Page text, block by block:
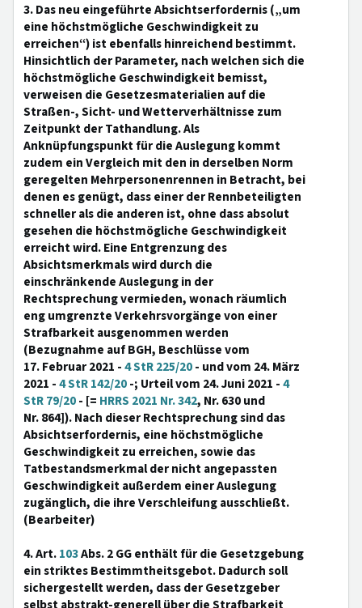
3. Das neu eingeführte Absichtserfordernis („um
eine höchstmögliche Geschwindigkeit zu
erreichen“) ist ebenfalls hinreichend bestimmt.
Hinsichtlich der Parameter, nach welchen sich die
höchstmögliche Geschwindigkeit bemisst,
verweisen die Gesetzesmaterialien auf die
Straßen-, Sicht- und Wetterverhältnisse zum
Zeitpunkt der Tathandlung. Als
Anknüpfungspunkt für die Auslegung kommt
zudem ein Vergleich mit den in derselben Norm
geregelten Mehrpersonenrennen in Betracht, bei
denen es genügt, dass einer der Rennbeteiligten
schneller als die anderen ist, ohne dass absolut
gesehen die höchstmögliche Geschwindigkeit
erreicht wird. Eine Entgrenzung des
Absichtsmerkmals wird durch die
einschränkende Auslegung in der
Rechtsprechung vermieden, wonach räumlich
eng umgrenzte Verkehrsvorgänge von einer
Strafbarkeit ausgenommen werden
(Bezugnahme auf BGH, Beschlüsse vom
17. Februar 2021 -4 StR 225/20- und vom 24. März
2021 -4 StR 142/20-; Urteil vom 24. Juni 2021 -4
StR 79/20- [= HRRS 2021 Nr. 342, Nr. 630 und
Nr. 864]). Nach dieser Rechtsprechung sind das
Absichtserfordernis, eine höchstmögliche
Geschwindigkeit zu erreichen, sowie das
Tatbestandsmerkmal der nicht angepassten
Geschwindigkeit außerdem einer Auslegung
zugänglich, die ihre Verschleifung ausschließt.
(Bearbeiter)
4. Art.103Abs. 2 GG enthält für die Gesetzgebung
ein striktes Bestimmtheitsgebot. Dadurch soll
sichergestellt werden, dass der Gesetzgeber